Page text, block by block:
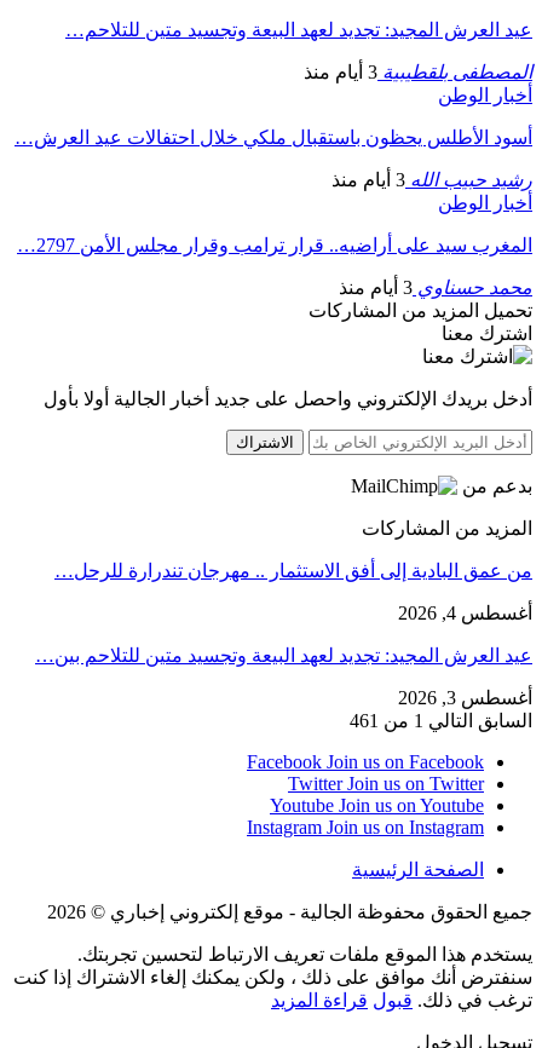
عيد العرش المجيد: تجديد لعهد البيعة وتجسيد متين للتلاحم…
المصطفى بلقطيبية 3 أيام منذ
أخبار الوطن
أسود الأطلس يحظون باستقبال ملكي خلال احتفالات عيد العرش…
رشيد حبيب الله 3 أيام منذ
أخبار الوطن
المغرب سيد على أراضيه.. قرار ترامب وقرار مجلس الأمن 2797…
محمد حسناوي 3 أيام منذ
تحميل المزيد من المشاركات
اشترك معنا
أدخل بريدك الإلكتروني واحصل على جديد أخبار الجالية أولا بأول
الاشتراك
بدعم من
المزيد من المشاركات
من عمق البادية إلى أفق الاستثمار .. مهرجان تندرارة للرحل…
أغسطس 4, 2026
عيد العرش المجيد: تجديد لعهد البيعة وتجسيد متين للتلاحم بين…
أغسطس 3, 2026
السابق التالي 1 من 461
Facebook Join us on Facebook
Twitter Join us on Twitter
Youtube Join us on Youtube
Instagram Join us on Instagram
الصفحة الرئيسية
جميع الحقوق محفوظة الجالية - موقع إلكتروني إخباري © 2026
يستخدم هذا الموقع ملفات تعريف الارتباط لتحسين تجربتك.
سنفترض أنك موافق على ذلك ، ولكن يمكنك إلغاء الاشتراك إذا كنت
ترغب في ذلك. قبول قراءة المزيد
تسجيل الدخول